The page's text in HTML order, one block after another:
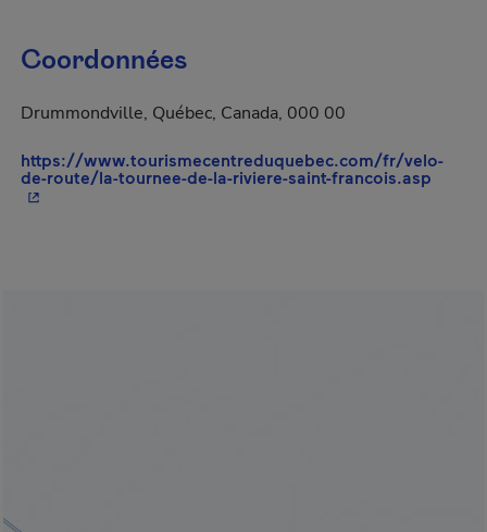
Coordonnées
Drummondville, Québec, Canada, 000 00
https://www.tourismecentreduquebec.com/fr/velo-
de-route/la-tournee-de-la-riviere-saint-francois.asp